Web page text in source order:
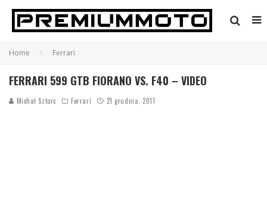
Home Ferrari
FERRARI 599 GTB FIORANO VS. F40 – VIDEO
Michał Sztorc Ferrari 21 grudnia, 2011